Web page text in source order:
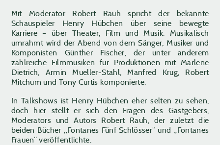
Mit Moderator Robert Rauh spricht der bekannte
Schauspieler Henry Hübchen über seine bewegte
Karriere – über Theater, Film und Musik. Musikalisch
umrahmt wird der Abend von dem Sänger, Musiker und
Komponisten Günther Fischer, der unter anderem
zahlreiche Filmmusiken für Produktionen mit Marlene
Dietrich, Armin Mueller-Stahl, Manfred Krug, Robert
Mitchum und Tony Curtis komponierte.
In Talkshows ist Henry Hübchen eher selten zu sehen,
doch hier stellt er sich den Fragen des Gastgebers,
Moderators und Autors Robert Rauh, der zuletzt die
beiden Bücher „Fontanes Fünf Schlösser“ und „Fontanes
Frauen“ veröffentlichte.